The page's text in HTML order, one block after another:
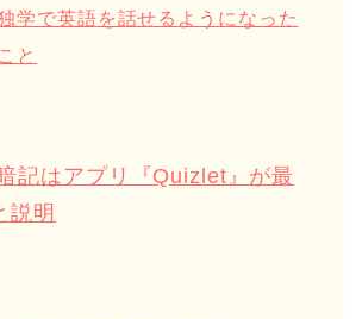
学で英語を話せるようになった
と
記はアプリ『Quizlet』が最
説明